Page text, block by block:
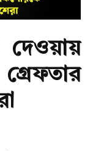
দেওয়ায়